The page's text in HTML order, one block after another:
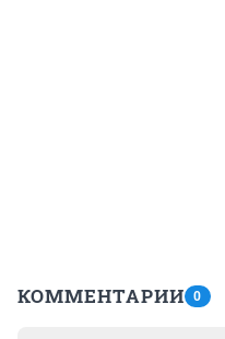
КОММЕНТАРИИ 0